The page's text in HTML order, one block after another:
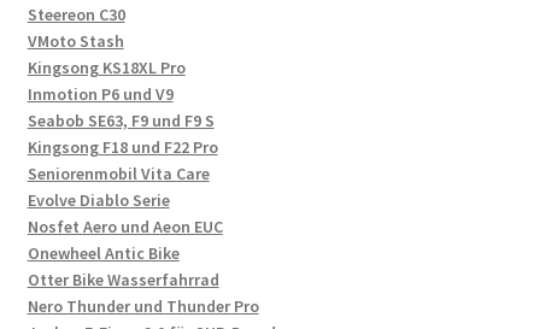
Steereon C30
VMoto Stash
Kingsong KS18XL Pro
Inmotion P6 und V9
Seabob SE63, F9 und F9 S
Kingsong F18 und F22 Pro
Seniorenmobil Vita Care
Evolve Diablo Serie
Nosfet Aero und Aeon EUC
Onewheel Antic Bike
Otter Bike Wasserfahrrad
Nero Thunder und Thunder Pro